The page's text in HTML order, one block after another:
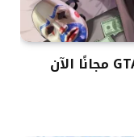
رسمياً: يمكنك لعب GTA Online مجانًا الآن